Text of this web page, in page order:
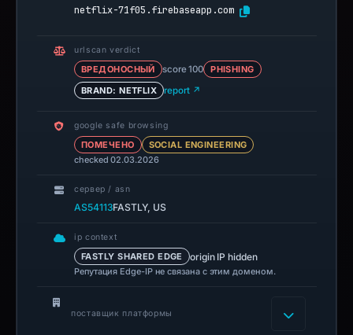
netflix-71f05.firebaseapp.com
urlscan verdict
ВРЕДОНОСНЫЙ score 100
PHISHING
BRAND: NETFLIX
report ↗
google safe browsing
ПОМЕЧЕНО
SOCIAL ENGINEERING
checked 02.03.2026
сервер / asn
AS54113FASTLY, US
ip context
FASTLY SHARED EDGE origin IP hidden
Репутация Edge-IP не связана с этим доменом.
поставщик платформы